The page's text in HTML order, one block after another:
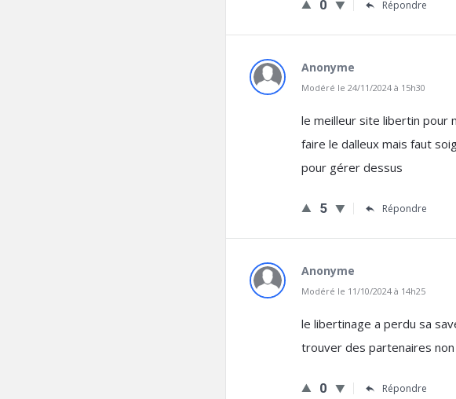
0 Répondre
Anonyme
Modéré le 24/11/2024 à 15h30
le meilleur site libertin pour
faire le dalleux mais faut
pour gérer dessus
5 Répondre
Anonyme
Modéré le 11/10/2024 à 14h25
le libertinage a perdu sa
trouver des partenaires
0 Répondre